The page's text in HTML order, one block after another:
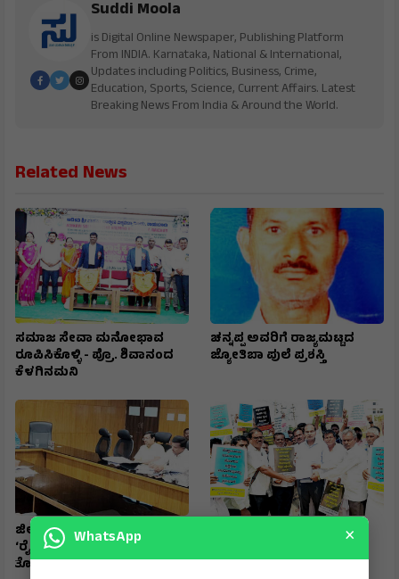
Suddi Moola
is Digital Online Newspaper, Publishing Platform
From INDIA. Karnataka, National & International,
Updates including Politics, Business, Crime,
Education, Sports, Science, Current Affairs. Latest
Breaking News From India & Around the World.
Related News
ಸಮಾಜ ಸೇವಾ ಮನೋಭಾವ
ರೂಪಿಸಿಕೊಳ್ಳಿ - ಪ್ರೊ. ಶಿವಾನಂದ
ಕೆಳಗಿನಮನಿ
ಚನ್ನಪ್ಪ ಅವರಿಗೆ ರಾಜ್ಯಮಟ್ಟದ
ಜ್ಯೋತಿಬಾ ಪುಲೆ ಪ್ರಶಸ್ತಿ
ಜಿಲ್ಲಾ ಟಾಸ್‌‌ಕೆರ್ಸ್ ಸಮಿತಿ ಸಭೆ
‘ರೈತರಿಗೆ ಯಾವುದೇ
ತೊಂದರೆಯಾಗದಂತೆ ನೋಡಿಕೊಳ್ಳಿ’
ಮಾಡಿಕೊಡಲು ಆಗ್ರಹ
WhatsApp ×